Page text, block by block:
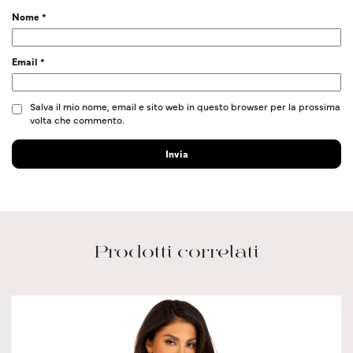
Nome*
Email *
Salva il mio nome, email e sito web in questo browser per la prossima
volta che commento.
Prodotti correlati